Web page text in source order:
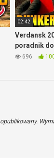
02:42
Verdansk
poradnik
Warzone
696